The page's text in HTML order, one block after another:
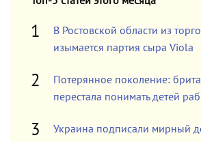
В Ростовской области из
изымается партия сыра Viola
Потерянное поколение:
перестала понимать детей
Украина подписали мирный